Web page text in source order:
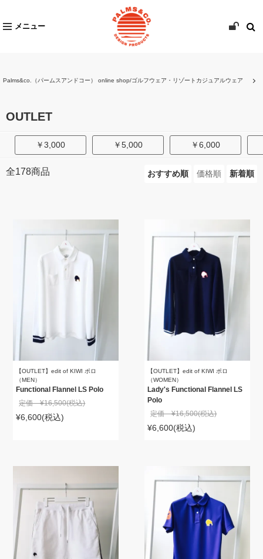
メニュー
Palms&co.（パームスアンドコー） online shop/ゴルフウェア・リゾートカジュアルウェア
OUTLET
￥3,000 ￥5,000 ￥6,000
全178商品 おすすめ順 価格順 新着順
【OUTLET】edit of KIWI ポロ
（MEN）
Functional Flannel LS Polo
定価 ¥16,500(税込)
¥6,600(税込)
【OUTLET】edit of KIWI ポロ
（WOMEN）
Lady's Functional Flannel LS
Polo
定価 ¥16,500(税込)
¥6,600(税込)